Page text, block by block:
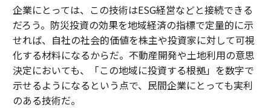
企業にとっては、この技術はESG経営などと接続できる
だろう。防災投資の効果を地域経済の指標で定量的に示
せれば、自社の社会的価値を株主や投資家に対して可視
化する材料になるからだ。不動産開発や土地利用の意思
決定においても、「この地域に投資する根拠」を数字で
示せるようになるという点で、民間企業にとっても実利
のある技術だ。